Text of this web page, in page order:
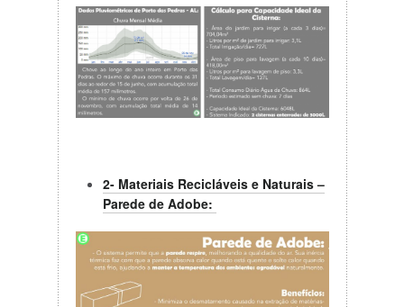
2- Materiais Recicláveis e Naturais –
Parede de Adobe: